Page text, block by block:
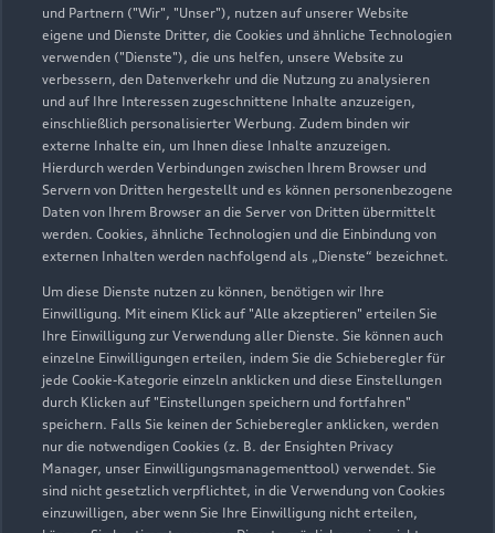
und Partnern ("Wir", "Unser"), nutzen auf unserer Website
eigene und Dienste Dritter, die Cookies und ähnliche Technologien
verwenden ("Dienste"), die uns helfen, unsere Website zu
verbessern, den Datenverkehr und die Nutzung zu analysieren
und auf Ihre Interessen zugeschnittene Inhalte anzuzeigen,
einschließlich personalisierter Werbung. Zudem binden wir
externe Inhalte ein, um Ihnen diese Inhalte anzuzeigen.
Hierdurch werden Verbindungen zwischen Ihrem Browser und
Servern von Dritten hergestellt und es können personenbezogene
Daten von Ihrem Browser an die Server von Dritten übermittelt
werden. Cookies, ähnliche Technologien und die Einbindung von
externen Inhalten werden nachfolgend als „Dienste“ bezeichnet.
Um diese Dienste nutzen zu können, benötigen wir Ihre
Einwilligung. Mit einem Klick auf "Alle akzeptieren" erteilen Sie
Ihre Einwilligung zur Verwendung aller Dienste. Sie können auch
einzelne Einwilligungen erteilen, indem Sie die Schieberegler für
jede Cookie-Kategorie einzeln anklicken und diese Einstellungen
durch Klicken auf "Einstellungen speichern und fortfahren"
speichern. Falls Sie keinen der Schieberegler anklicken, werden
nur die notwendigen Cookies (z. B. der Ensighten Privacy
Manager, unser Einwilligungsmanagementtool) verwendet. Sie
sind nicht gesetzlich verpflichtet, in die Verwendung von Cookies
einzuwilligen, aber wenn Sie Ihre Einwilligung nicht erteilen,
Autohaus Vortkamp GmbH
Servicepartner e-tron
Enscheder Straße 313
48599 Gronau